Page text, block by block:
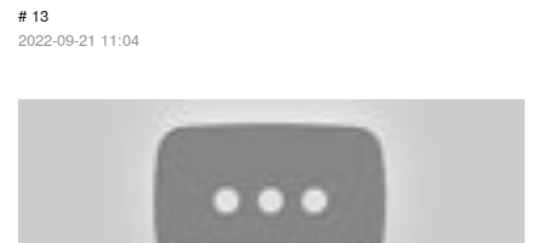
# 13
2022-09-21 11:04